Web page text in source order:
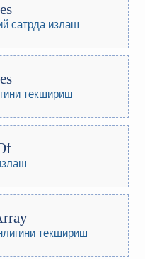
сатрда излаш
текшириш
текшириш